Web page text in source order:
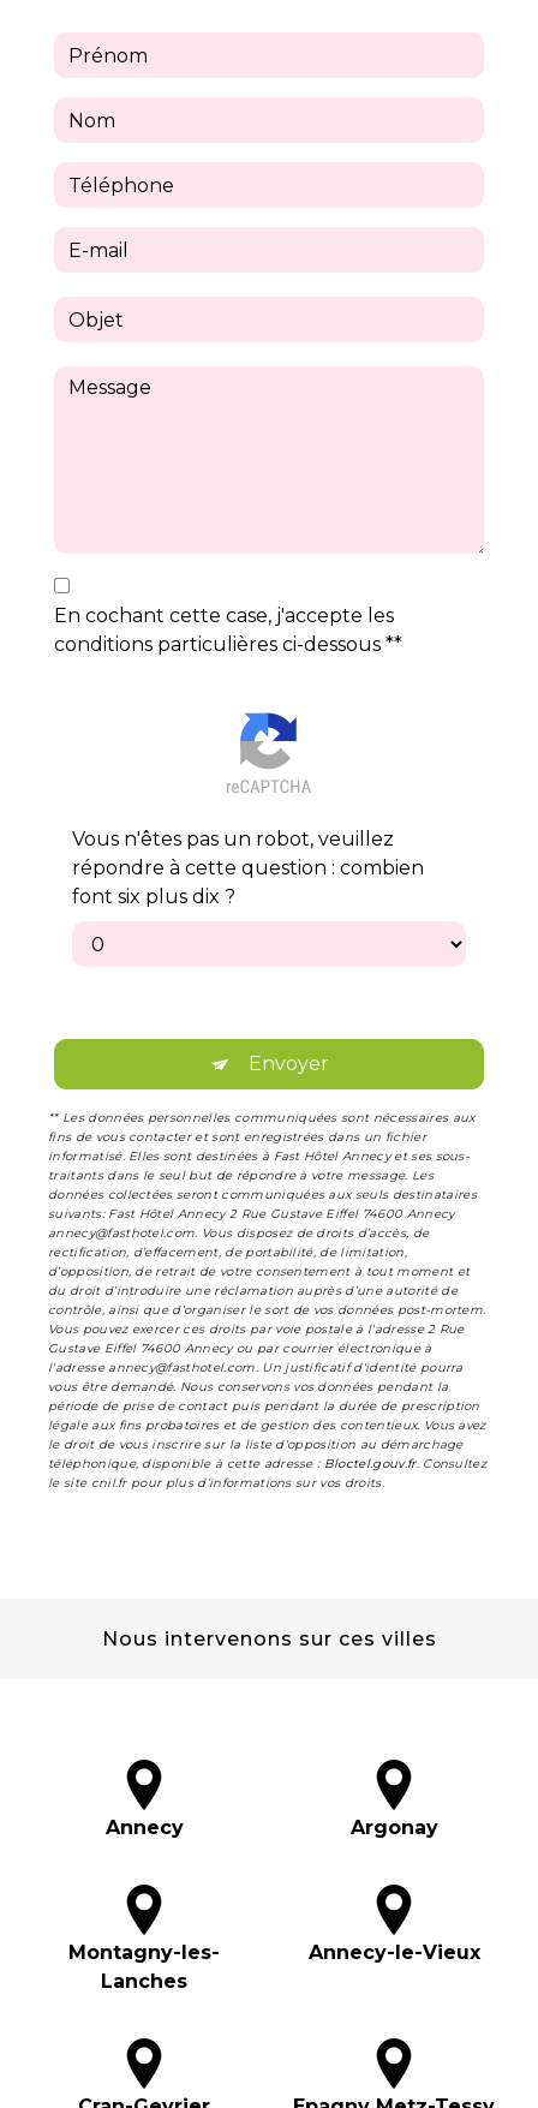
En cochant cette case, j'accepte les
conditions particulières ci-dessous **
Vous n'êtes pas un robot, veuillez
répondre à cette question : combien
font six plus dix ?
Envoyer
** Les données personnelles communiquées sont nécessaires aux
fins de vous contacter et sont enregistrées dans un fichier
informatisé. Elles sont destinées à Fast Hôtel Annecy et ses sous-
traitants dans le seul but de répondre à votre message. Les
données collectées seront communiquées aux seuls destinataires
suivants: Fast Hôtel Annecy 2 Rue Gustave Eiffel 74600 Annecy
annecy@fasthotel.com. Vous disposez de droits d’accès, de
rectification, d’effacement, de portabilité, de limitation,
d’opposition, de retrait de votre consentement à tout moment et
du droit d’introduire une réclamation auprès d’une autorité de
contrôle, ainsi que d’organiser le sort de vos données post-mortem.
Vous pouvez exercer ces droits par voie postale à l'adresse 2 Rue
Gustave Eiffel 74600 Annecy ou par courrier électronique à
l'adresse annecy@fasthotel.com. Un justificatif d'identité pourra
vous être demandé. Nous conservons vos données pendant la
période de prise de contact puis pendant la durée de prescription
légale aux fins probatoires et de gestion des contentieux. Vous avez
le droit de vous inscrire sur la liste d'opposition au démarchage
téléphonique, disponible à cette adresse : Bloctel.gouv.fr. Consultez
le site cnil.fr pour plus d’informations sur vos droits.
Nous intervenons sur ces villes
Annecy Argonay
Montagny-les-
Lanches
Annecy-le-Vieux